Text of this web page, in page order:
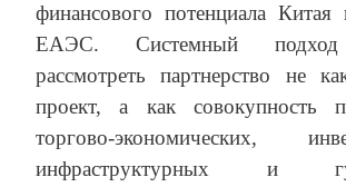
финансового потенциала Китая
ЕАЭС. Системный подход
рассмотреть партнерство не
проект, а как совокупность
торгово-экономических,
инфраструктурных и